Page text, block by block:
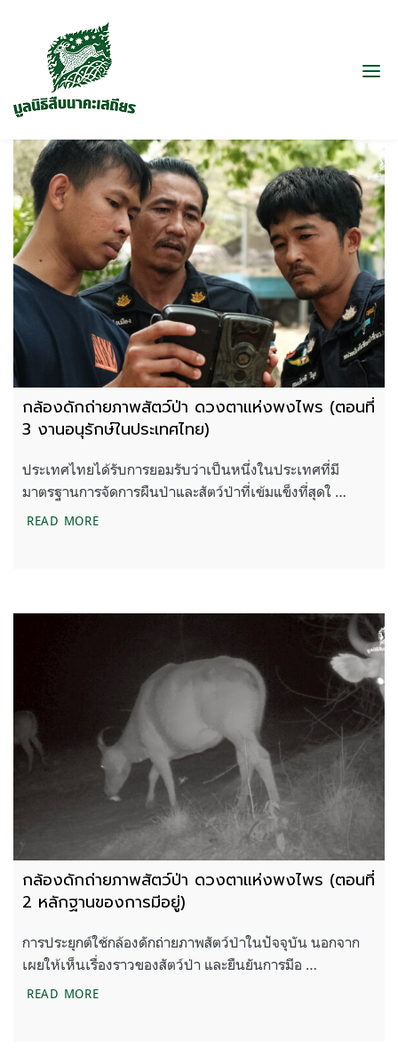
กล้องดักถ่ายภาพสัตว์ป่า ดวงตาแห่งพงไพร (ตอนที่
3 งานอนุรักษ์ในประเทศไทย)
ประเทศไทยได้รับการยอมรับว่าเป็นหนึ่งในประเทศที่มี
มาตรฐานการจัดการผืนป่าและสัตว์ป่าที่เข้มแข็งที่สุดใ …
READ MOREกล้องดักถ่ายภาพสัตว์ป่า ดวงตาแห่งพงไพร (ตอนที่ 3
กล้องดักถ่ายภาพสัตว์ป่า ดวงตาแห่งพงไพร (ตอนที่
2 หลักฐานของการมีอยู่)
การประยุกต์ใช้กล้องดักถ่ายภาพสัตว์ป่าในปัจจุบัน นอกจาก
เผยให้เห็นเรื่องราวของสัตว์ป่า และยืนยันการมีอ …
READ MOREกล้องดักถ่ายภาพสัตว์ป่า ดวงตาแห่งพงไพร (ตอนที่ 2